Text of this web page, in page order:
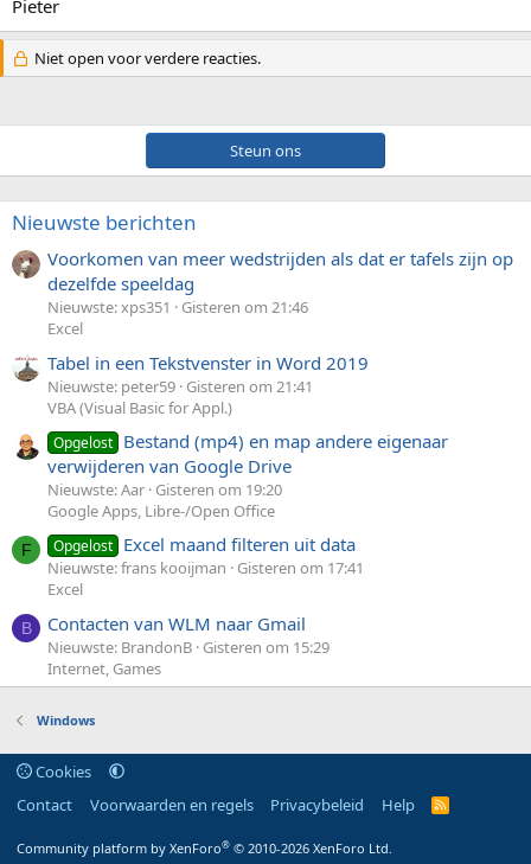
Pieter
Niet open voor verdere reacties.
Steun ons
Nieuwste berichten
Voorkomen van meer wedstrijden als dat er tafels zijn op
dezelfde speeldag
Nieuwste: xps351
Gisteren om 21:46
Excel
Tabel in een Tekstvenster in Word 2019
Nieuwste: peter59 Gisteren om 21:41
VBA (Visual Basic for Appl.)
Opgelost Bestand (mp4) en map andere eigenaar
verwijderen van Google Drive
Nieuwste: Aar Gisteren om 19:20
Google Apps, Libre-/Open Office
F Opgelost Excel maand filteren uit data
Nieuwste: frans kooijman
Gisteren om 17:41
Excel
B Contacten van WLM naar Gmail
Nieuwste: BrandonB Gisteren om 15:29
Internet, Games
Windows
Cookies
Contact
Voorwaarden en regels Privacybeleid Help
R
S
Community platform by XenForo® © 2010-2026 XenForo Ltd.